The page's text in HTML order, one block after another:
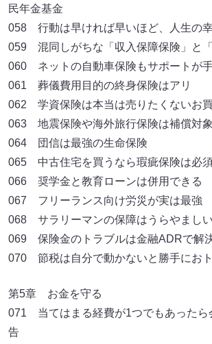
民年金基金
058 行動は早ければ早いほど、人生の
059 混同しがちな「収入保障保険」と「
060 ネットの自動車保険もサポートが
061 葬儀費用目的の終身保険はアリ
062 学資保険は本当は売りたくないお
063 地震保険や海外旅行保険は補償対
064 団信は最強の生命保険
065 中古住宅を買うなら瑕疵保険は必
066 奨学金と教育ローンは併用できる
067 フリーランス向け労災が実は最強
068 サラリーマンの保障はうらやまし
069 保険金のトラブルは金融ADRで解
070 節税は自分で動かないと勝手にお
第5章 お金を守る
071 当てはまる経費が1つでもあったら
告